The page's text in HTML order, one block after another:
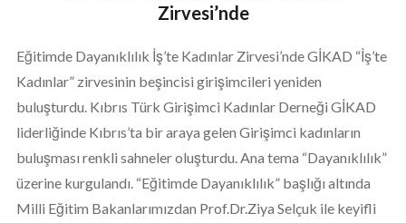
Zirvesi’nde
Eğitimde Dayanıklılık İş’te Kadınlar Zirvesi’nde GİKAD “İş’te
Kadınlar” zirvesinin beşincisi girişimcileri yeniden
buluşturdu. Kıbrıs Türk Girişimci Kadınlar Derneği GİKAD
liderliğinde Kıbrıs’ta bir araya gelen Girişimci kadınların
buluşması renkli sahneler oluşturdu. Ana tema “Dayanıklılık”
üzerine kurgulandı. “Eğitimde Dayanıklılık” başlığı altında
Milli Eğitim Bakanlarımızdan Prof.Dr.Ziya Selçuk ile keyifli